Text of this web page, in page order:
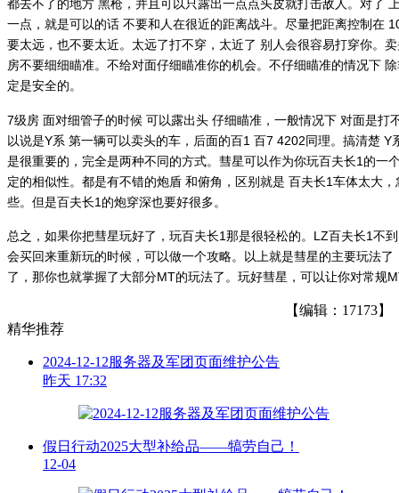
都去不了的地方 黑枪，并且可以只露出一点点头皮就打击敌人。对了
一点，就是可以的话 不要和人在很近的距离战斗。尽量把距离控制
要太远，也不要太近。太远了打不穿，太近了 别人会很容易打穿你。
房不要细细瞄准。不给对面仔细瞄准你的机会。不仔细瞄准的情况下
定是安全的。
7级房 面对细管子的时候 可以露出头 仔细瞄准，一般情况下 对面是打
以说是Y系 第一辆可以卖头的车，后面的百1 百7 4202同理。搞清楚 Y
是很重要的，完全是两种不同的方式。彗星可以作为你玩百夫长1的一
定的相似性。都是有不错的炮盾 和俯角，区别就是 百夫长1车体太大
些。但是百夫长1的炮穿深也要好很多。
总之，如果你把彗星玩好了，玩百夫长1那是很轻松的。LZ百夫长1不
会买回来重新玩的时候，可以做一个攻略。以上就是彗星的主要玩法
了，那你也就掌握了大部分MT的玩法了。玩好彗星，可以让你对常规
【编辑：17173】
精华推荐
2024-12-12服务器及军团页面维护公告
昨天 17:32
假日行动2025大型补给品——犒劳自己！
12-04